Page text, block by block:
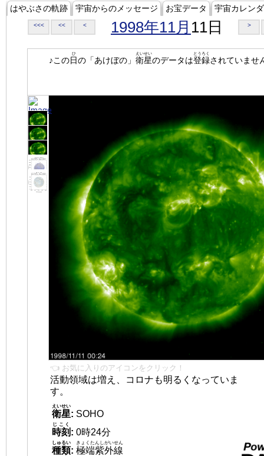
はやぶさの軌跡 宇宙からのメッセージ お宝データ 宇宙カレン
<<< << < 1998年11月 11日 >
♪この日
ひ
の「あけぼの」 衛星
えいせい
のデータは登録
とうろく
されていませ
👈 お気に入りのアイコンをクリック！
活動領域は増え、コロナも明るくなっていま
す。
衛星
えいせい
: SOHO
時刻
じこく
: 0時24分
種類
しゅるい
: 極端紫外線
きょくたんしがいせん